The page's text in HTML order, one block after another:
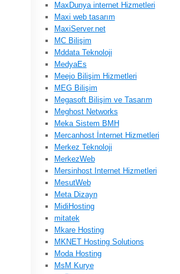
MaxDunya internet Hizmetleri
Maxi web tasarım
MaxiServer.net
MC Bilişim
Mddata Teknoloji
MedyaEs
Meejo Bilişim Hizmetleri
MEG Bilişim
Megasoft Bilişim ve Tasarım
Meghost Networks
Meka Sistem BMH
Mercanhost İnternet Hizmetleri
Merkez Teknoloji
MerkezWeb
Mersinhost Internet Hizmetleri
MesutWeb
Meta Dizayn
MidiHosting
mitatek
Mkare Hosting
MKNET Hosting Solutions
Moda Hosting
MsM Kurye